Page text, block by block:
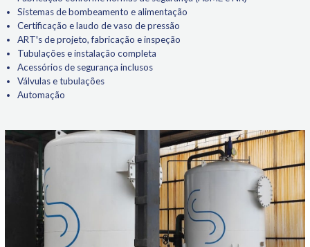
Sistemas de bombeamento e alimentação
Certificação e laudo de vaso de pressão
ART's de projeto, fabricação e inspeção
Tubulações e instalação completa
Acessórios de segurança inclusos
Válvulas e tubulações
Automação